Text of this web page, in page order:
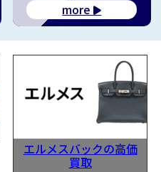
more
エルメスバックの高価
買取